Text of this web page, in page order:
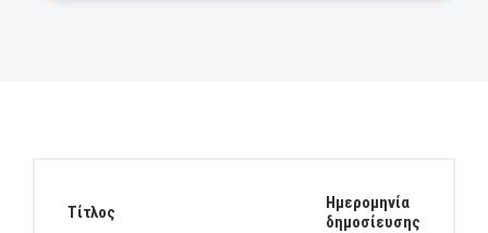
Τίτλος
Ημερομηνία
δημοσίευσης